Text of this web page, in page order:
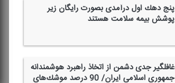
پنج دهك اول درآمدی بصورت رایگان زیر
پوشش بیمه سلامت هستند
غافلگیر جدی دشمن از اتخاذ راهبرد هوشمندانه
جمهوری اسلامی ایران/ 90 درصد موشك‌های